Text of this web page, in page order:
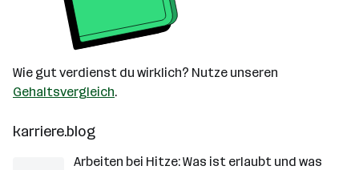
Wie gut verdienst du wirklich? Nutze unseren
Gehaltsvergleich.
karriere.blog
Arbeiten bei Hitze: Was ist erlaubt und was